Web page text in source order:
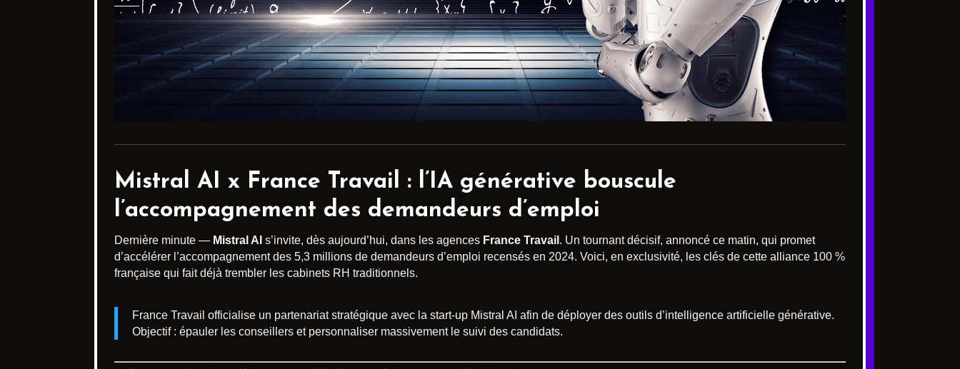
Mistral AI x France Travail : l’IA générative bouscule
l’accompagnement des demandeurs d’emploi
Dernière minute — Mistral AI s’invite, dès aujourd’hui, dans les agences France Travail . Un tournant décisif, annoncé ce matin, qui promet
d’accélérer l’accompagnement des 5,3 millions de demandeurs d’emploi recensés en 2024. Voici, en exclusivité, les clés de cette alliance 100 %
française qui fait déjà trembler les cabinets RH traditionnels.
France Travail officialise un partenariat stratégique avec la start-up Mistral AI afin de déployer des outils d’intelligence artificielle générative.
Objectif : épauler les conseillers et personnaliser massivement le suivi des candidats.